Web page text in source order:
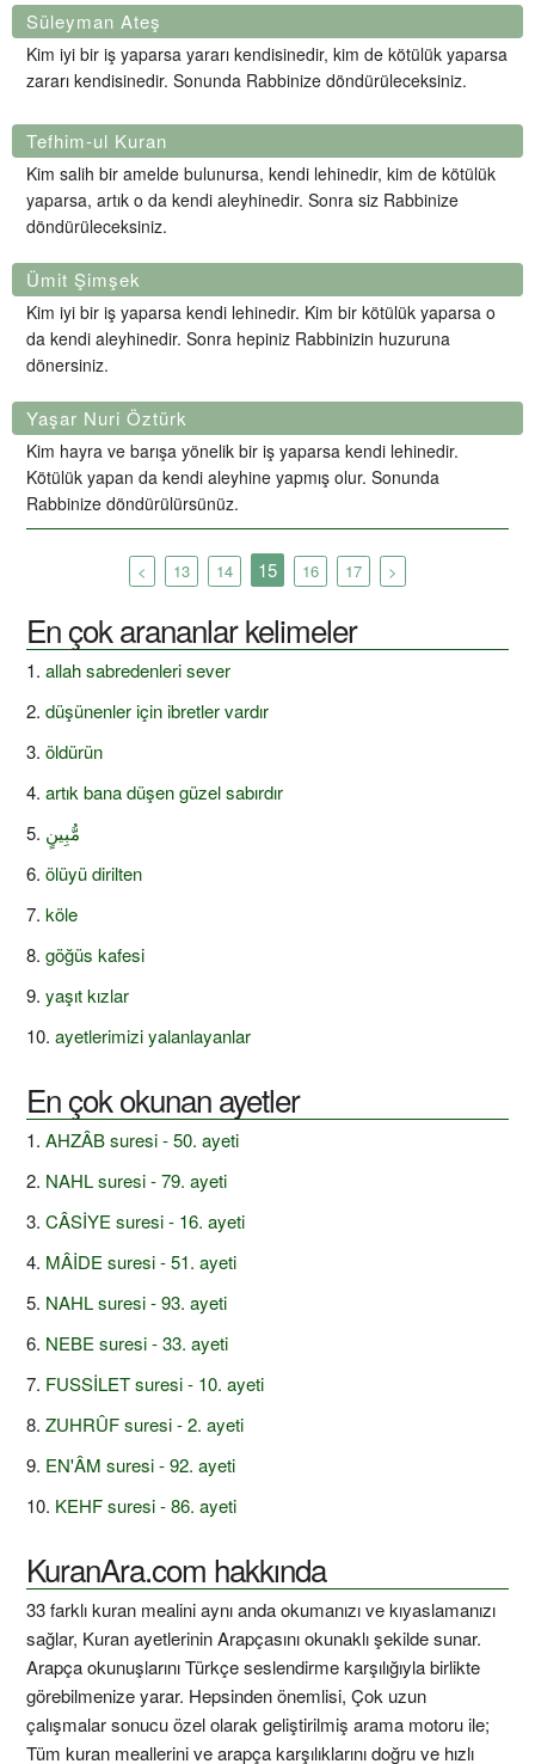
Süleyman Ateş
Kim iyi bir iş yaparsa yararı kendisinedir, kim de kötülük yaparsa
zararı kendisinedir. Sonunda Rabbinize döndürüleceksiniz.
Tefhim-ul Kuran
Kim salih bir amelde bulunursa, kendi lehinedir, kim de kötülük
yaparsa, artık o da kendi aleyhinedir. Sonra siz Rabbinize
döndürüleceksiniz.
Ümit Şimşek
Kim iyi bir iş yaparsa kendi lehinedir. Kim bir kötülük yaparsa o
da kendi aleyhinedir. Sonra hepiniz Rabbinizin huzuruna
dönersiniz.
Yaşar Nuri Öztürk
Kim hayra ve barışa yönelik bir iş yaparsa kendi lehinedir.
Kötülük yapan da kendi aleyhine yapmış olur. Sonunda
Rabbinize döndürülürsünüz.
< 13 14 15 16 17 >
En çok arananlar kelimeler
allah sabredenleri sever
düşünenler için ibretler vardır
öldürün
artık bana düşen güzel sabırdır
مُّبِينٍ
ölüyü dirilten
köle
göğüs kafesi
yaşıt kızlar
ayetlerimizi yalanlayanlar
En çok okunan ayetler
AHZÂB suresi - 50. ayeti
NAHL suresi - 79. ayeti
CÂSİYE suresi - 16. ayeti
MÂİDE suresi - 51. ayeti
NAHL suresi - 93. ayeti
NEBE suresi - 33. ayeti
FUSSİLET suresi - 10. ayeti
ZUHRÛF suresi - 2. ayeti
EN'ÂM suresi - 92. ayeti
KEHF suresi - 86. ayeti
KuranAra.com hakkında
33 farklı kuran mealini aynı anda okumanızı ve kıyaslamanızı
sağlar, Kuran ayetlerinin Arapçasını okunaklı şekilde sunar.
Arapça okunuşlarını Türkçe seslendirme karşılığıyla birlikte
görebilmenize yarar. Hepsinden önemlisi, Çok uzun
çalışmalar sonucu özel olarak geliştirilmiş arama motoru ile;
Tüm kuran meallerini ve arapça karşılıklarını doğru ve hızlı